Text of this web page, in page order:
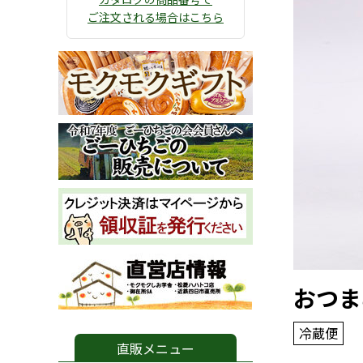
おつ
冷蔵便
ご注文される場合はこちら
直販メニュー